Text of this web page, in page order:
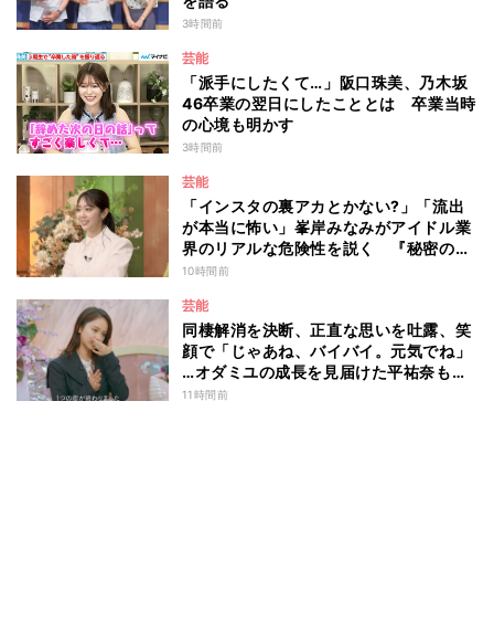
3時間前
芸能
「派手にしたくて…」阪口珠美、乃木坂
46卒業の翌日にしたこととは 卒業当時
の心境も明かす
3時間前
芸能
「インスタの裏アカとかない?」「流出
が本当に怖い」峯岸みなみがアイドル業
界のリアルな危険性を説く 『秘密のマ
マ園』特別編
10時間前
芸能
同棲解消を決断、正直な思いを吐露、笑
顔で「じゃあね、バイバイ。元気でね」
…オダミユの成長を見届けた平祐奈も思
わず涙 『ガールオアレディ3』
11時間前